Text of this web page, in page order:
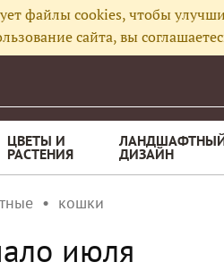
файлы cookies, чтобы
сайта, вы
ЦВЕТЫ И
РАСТЕНИЯ ДИЗАЙН
кошки
июля